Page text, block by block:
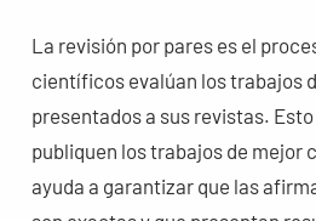
La revisión por pares es el
científicos evalúan los trabajos
presentados a sus revistas.
publiquen los trabajos de mejor
ayuda a garantizar que las